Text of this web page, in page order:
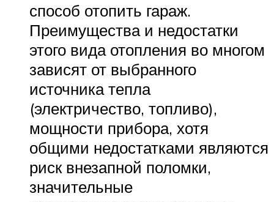
способ отопить гараж.
Преимущества и недостатки
этого вида отопления во многом
зависят от выбранного
источника тепла
(электричество, топливо),
мощности прибора, хотя
общими недостатками являются
риск внезапной поломки,
значительные